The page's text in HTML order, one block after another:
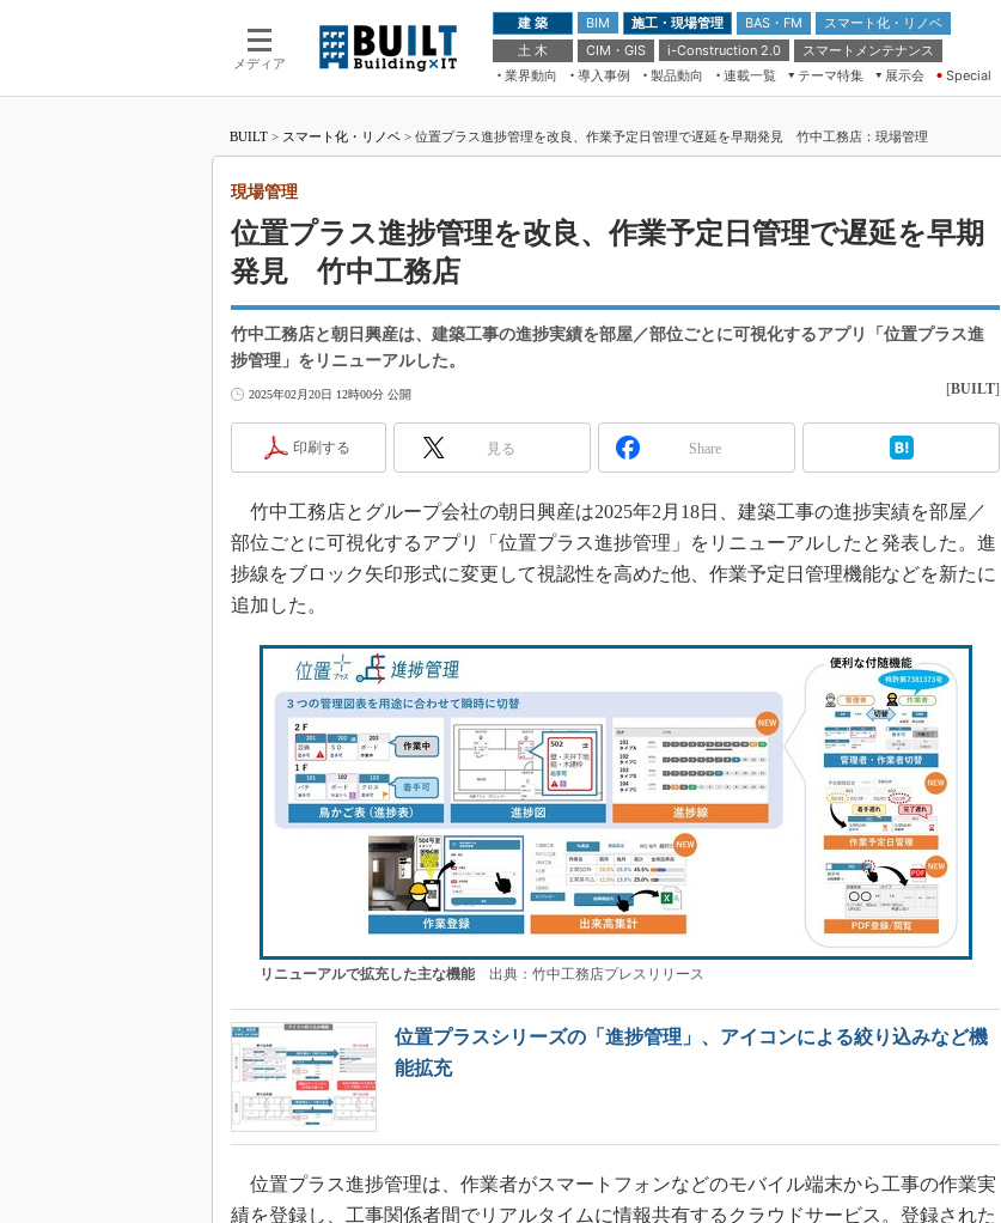
メディア
建 築 BIM 施工・現場管理 BAS・FM
スマート化・リノベ
土 木
CIM・GIS i-Construction 2.0
スマートメンテナンス
業界動向
導入事例 製品動向 連載一覧
テーマ特集
ドローンがもたらす建設業界の“ゲー
ムチェンジ” Ver.2.0
“Society5.0”時代のスマートビル
展示会
第8回 国際 建設・測量展
築・土木・不動産の先端技術展－
メンテナンス・レジリエンスOSAKA
2020
IGAS2018
Special
BUILT > スマート化・リノベ > 位置プラス進捗管理を改良、作業予定日管理で遅延を早期発見 竹中工務店：現場管理
位置プラス進捗管理を改良、作業予定日管理で遅延を早期
発見 竹中工務店
現場管理
竹中工務店と朝日興産は、建築工事の進捗実績を部屋／部位ごとに可視化するアプリ「位置プラス進
捗管理」をリニューアルした。
2025年02月20日 12時00分 公開 [BUILT]
印刷する 見る Share
竹中工務店とグループ会社の朝日興産は2025年2月18日、建築工事の進捗実績を部屋／
部位ごとに可視化するアプリ「位置プラス進捗管理」をリニューアルしたと発表した。進
捗線をブロック矢印形式に変更して視認性を高めた他、作業予定日管理機能などを新たに
追加した。
リニューアルで拡充した主な機能出典：竹中工務店プレスリリース
位置プラスシリーズの「進捗管理」、アイコンによる絞り込みなど機
能拡充
位置プラス進捗管理は、作業者がスマートフォンなどのモバイル端末から工事の作業実
績を登録し、工事関係者間でリアルタイムに情報共有するクラウドサービス。登録された